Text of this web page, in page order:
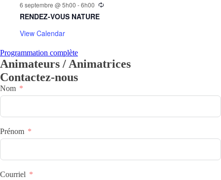
6 septembre @ 5h00 -6h00
RENDEZ-VOUS NATURE
View Calendar
Programmation complète
Animateurs / Animatrices
Contactez-nous
Nom
Prénom
Courriel